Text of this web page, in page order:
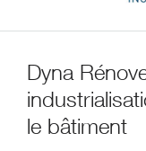
Dyna
le bâtiment